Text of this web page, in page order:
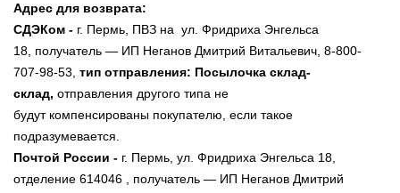
Адрес для возврата:
СДЭКом - г. Пермь, ПВЗ на ул. Фридриха Энгельса
18, получатель — ИП Неганов Дмитрий Витальевич, 8-800-
707-98-53, тип отправления: Посылочка склад-
склад, отправления другого типа не
будут компенсированы покупателю, если такое
подразумевается.
Почтой России - г. Пермь, ул. Фридриха Энгельса 18
отделение 614046
, получатель — ИП Неганов Дмитрий